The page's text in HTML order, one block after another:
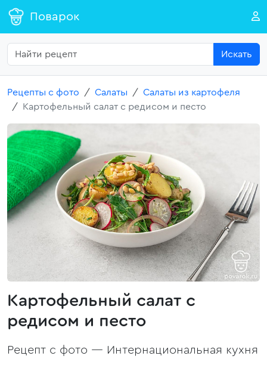
Поварок
Искать
Рецепты с фото Салаты
Салаты из картофеля
Картофельный салат с редисом и песто
Картофельный салат с
редисом и песто
Рецепт с фото — Интернациональная кухня